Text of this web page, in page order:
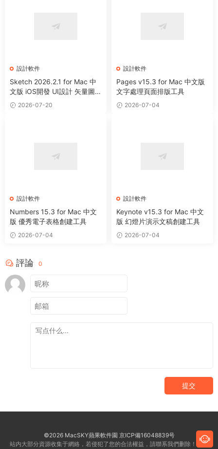
設計軟件
Sketch 2026.2.1 for Mac 中
文版 iOS開發 UI設計 矢量圖形
繪制軟件
2026-07-20
設計軟件
Pages v15.3 for Mac 中文版
文字處理頁面排版工具
2026-07-04
設計軟件
Numbers 15.3 for Mac 中文
版 優秀電子表格創建工具
2026-07-04
設計軟件
Keynote v15.3 for Mac 中文
版 幻燈片演示文稿創建工具
2026-07-04
評論 0
提交
©2026 MacSKY蘋果軟件園 京ICP備16048839号
站内大部分資源收集于網絡，若侵犯了您的合法權益，請聯系我們删除！客服